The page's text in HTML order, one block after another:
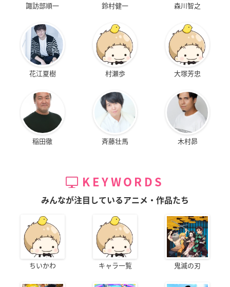
諏訪部順一 鈴村健一 森川智之
花江夏樹 村瀬歩 大塚芳忠
稲田徹 斉藤壮馬 木村昴
KEYWORDS
みんなが注目しているアニメ・作品たち
ちいかわ キャラ一覧 鬼滅の刃